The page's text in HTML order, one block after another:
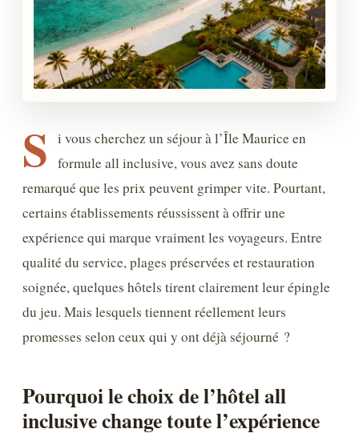
S
i vous cherchez un séjour à l’Île Maurice en
formule all inclusive, vous avez sans doute
remarqué que les prix peuvent grimper vite. Pourtant,
certains établissements réussissent à offrir une
expérience qui marque vraiment les voyageurs. Entre
qualité du service, plages préservées et restauration
soignée, quelques hôtels tirent clairement leur épingle
du jeu. Mais lesquels tiennent réellement leurs
promesses selon ceux qui y ont déjà séjourné ?
Pourquoi le choix de l’hôtel all
inclusive change toute l’expérience